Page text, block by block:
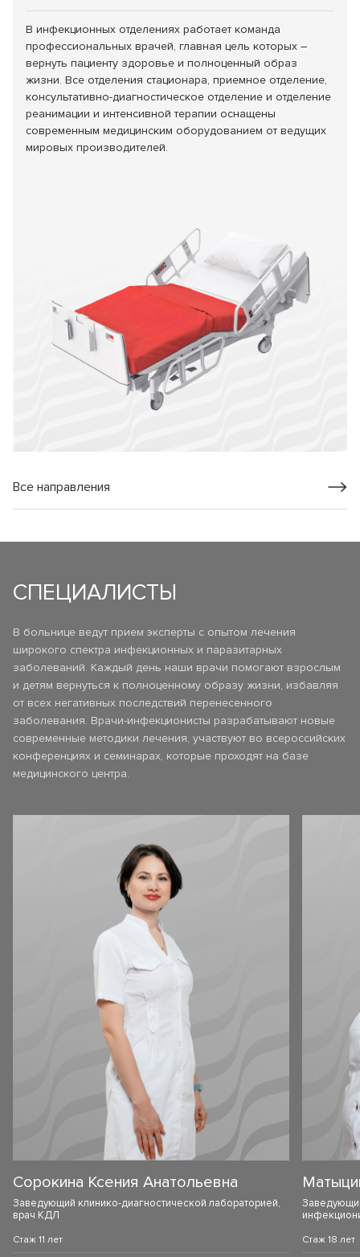
В инфекционных отделениях работает команда
профессиональных врачей, главная цель которых –
вернуть пациенту здоровье и полноценный образ
жизни. Все отделения стационара, приемное отделение,
консультативно-диагностическое отделение и отделение
реанимации и интенсивной терапии оснащены
современным медицинским оборудованием от ведущих
мировых производителей.
Все направления
СПЕЦИАЛИСТЫ
В больнице ведут прием эксперты с опытом лечения
широкого спектра инфекционных и паразитарных
заболеваний. Каждый день наши врачи помогают взрослым
и детям вернуться к полноценному образу жизни, избавляя
от всех негативных последствий перенесенного
заболевания. Врачи-инфекционисты разрабатывают новые
современные методики лечения, участвуют во всероссийских
конференциях и семинарах, которые проходят на базе
медицинского центра.
Сорокина Ксения Анатольевна
Заведующий клинико-диагностической лабораторией,
врач КДЛ
Стаж 11 лет Стаж 18 лет